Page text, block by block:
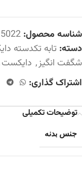
شناسه محصول:
دسته: تابه تکدسته
شگفت انگیز, دایکست
اشتراک گذاری:
توضیحات تکمیلی
جنس بدنه